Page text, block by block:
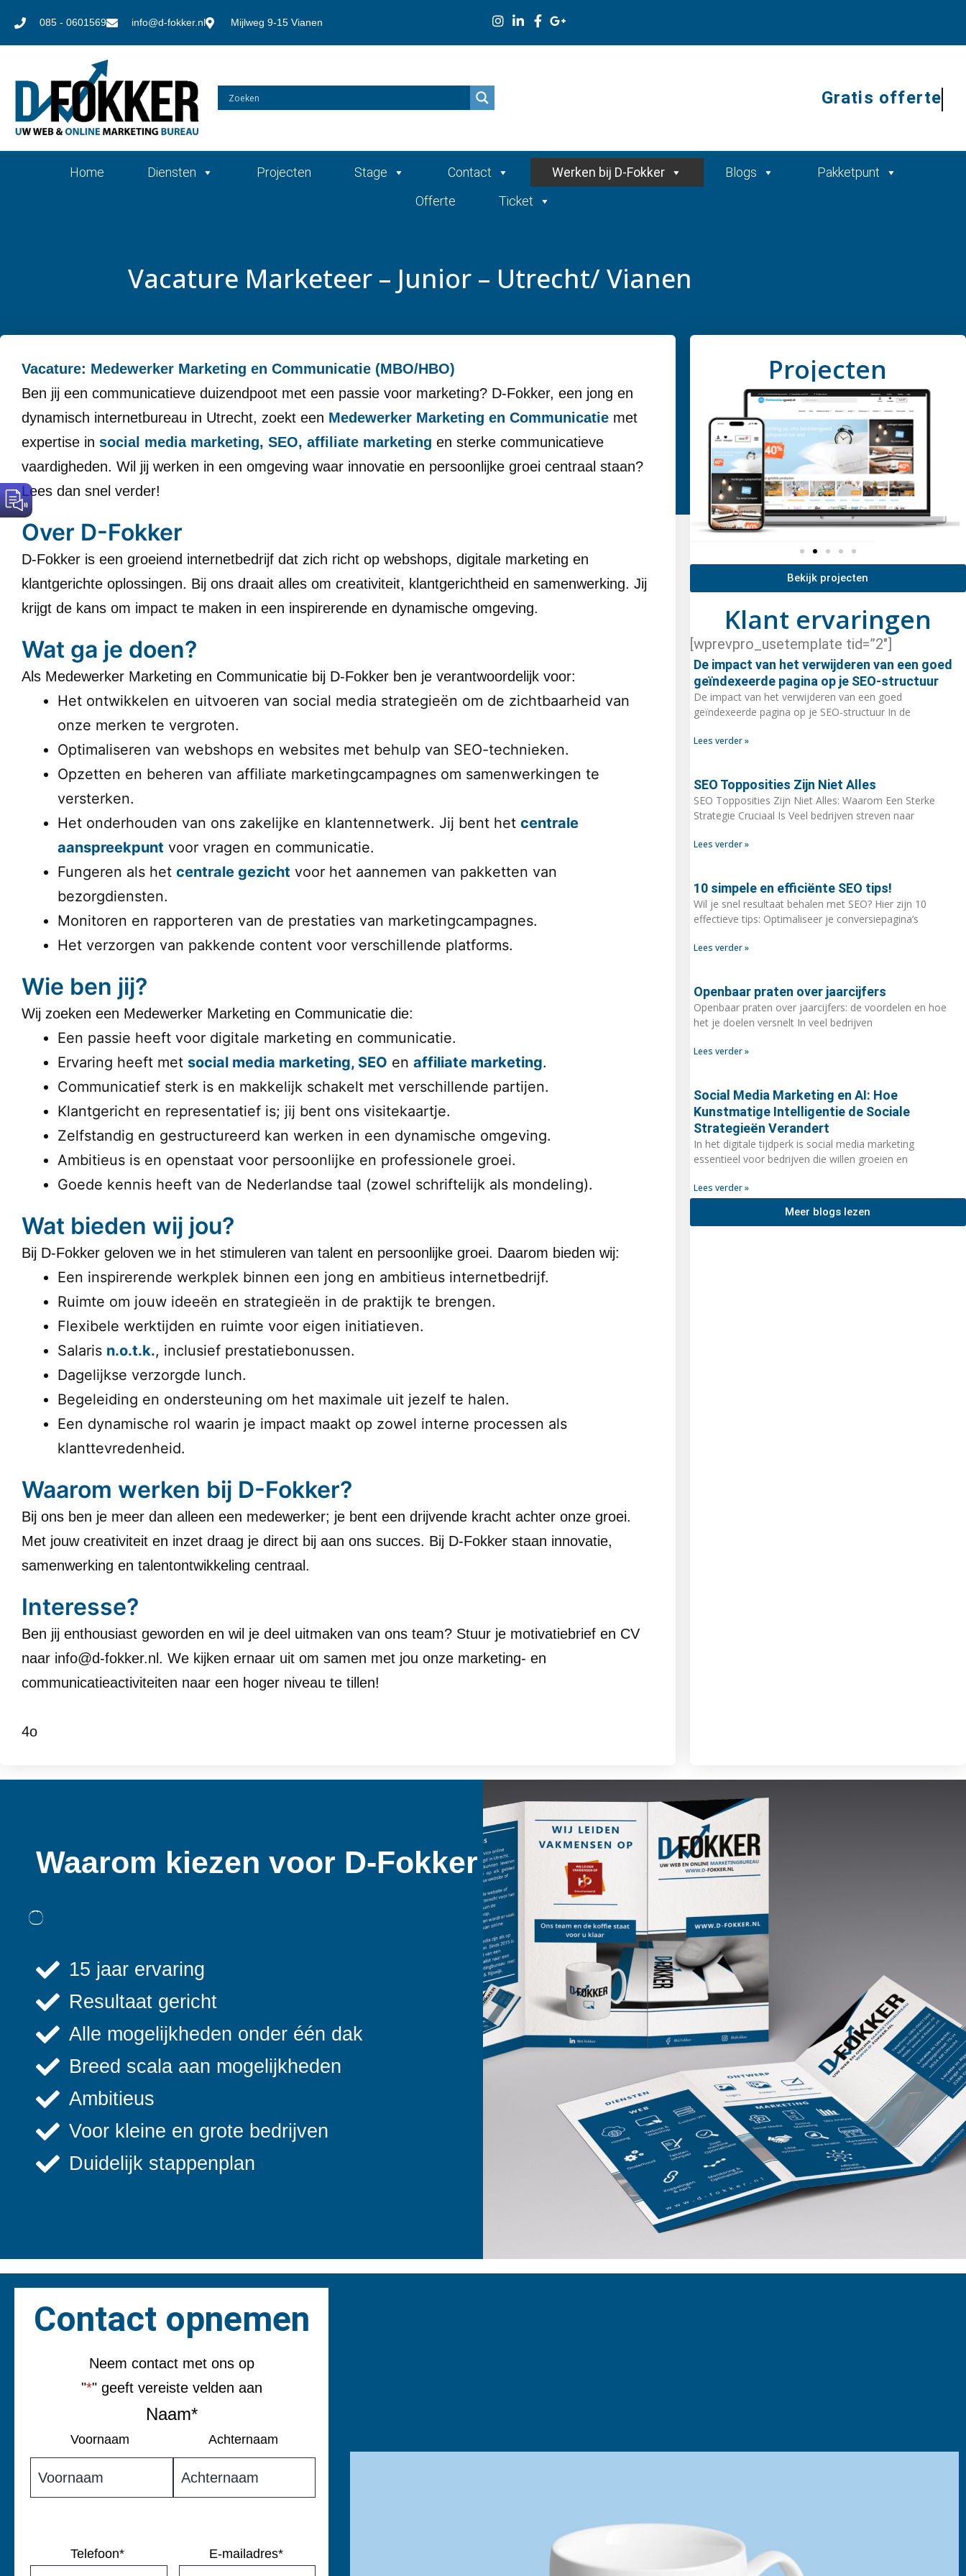
085 - 0601569 info@d-fokker.nl Mijlweg 9-15 Vianen
Gratis offerte
Home Diensten Projecten Stage Contact Werken bij D-Fokker Blogs
Pakketpunt
Offerte
Ticket
Vacature Marketeer – Junior – Utrecht/ Vianen
Vacature: Medewerker Marketing en Communicatie (MBO/HBO)
Ben jij een communicatieve duizendpoot met een passie voor marketing? D-Fokker, een jong en
dynamisch internetbureau in Utrecht, zoekt een Medewerker Marketing en Communicatie met
expertise in social media marketing, SEO, affiliate marketing en sterke communicatieve
vaardigheden. Wil jij werken in een omgeving waar innovatie en persoonlijke groei centraal staan?
Lees dan snel verder!
Over D-Fokker
D-Fokker is een groeiend internetbedrijf dat zich richt op webshops, digitale marketing en
klantgerichte oplossingen. Bij ons draait alles om creativiteit, klantgerichtheid en samenwerking. Jij
krijgt de kans om impact te maken in een inspirerende en dynamische omgeving.
Wat ga je doen?
Als Medewerker Marketing en Communicatie bij D-Fokker ben je verantwoordelijk voor:
Het ontwikkelen en uitvoeren van social media strategieën om de zichtbaarheid van
onze merken te vergroten.
Optimaliseren van webshops en websites met behulp van SEO-technieken.
Opzetten en beheren van affiliate marketingcampagnes om samenwerkingen te
versterken.
Het onderhouden van ons zakelijke en klantennetwerk. Jij bent het centrale
aanspreekpunt voor vragen en communicatie.
Fungeren als het centrale gezicht voor het aannemen van pakketten van
bezorgdiensten.
Monitoren en rapporteren van de prestaties van marketingcampagnes.
Het verzorgen van pakkende content voor verschillende platforms.
Wie ben jij?
Wij zoeken een Medewerker Marketing en Communicatie die:
Een passie heeft voor digitale marketing en communicatie.
Ervaring heeft met social media marketing, SEO en affiliate marketing.
Communicatief sterk is en makkelijk schakelt met verschillende partijen.
Klantgericht en representatief is; jij bent ons visitekaartje.
Zelfstandig en gestructureerd kan werken in een dynamische omgeving.
Ambitieus is en openstaat voor persoonlijke en professionele groei.
Goede kennis heeft van de Nederlandse taal (zowel schriftelijk als mondeling).
Wat bieden wij jou?
Bij D-Fokker geloven we in het stimuleren van talent en persoonlijke groei. Daarom bieden wij:
Een inspirerende werkplek binnen een jong en ambitieus internetbedrijf.
Ruimte om jouw ideeën en strategieën in de praktijk te brengen.
Flexibele werktijden en ruimte voor eigen initiatieven.
Salaris n.o.t.k., inclusief prestatiebonussen.
Dagelijkse verzorgde lunch.
Begeleiding en ondersteuning om het maximale uit jezelf te halen.
Een dynamische rol waarin je impact maakt op zowel interne processen als
klanttevredenheid.
Waarom werken bij D-Fokker?
Bij ons ben je meer dan alleen een medewerker; je bent een drijvende kracht achter onze groei.
Met jouw creativiteit en inzet draag je direct bij aan ons succes. Bij D-Fokker staan innovatie,
samenwerking en talentontwikkeling centraal.
Interesse?
Ben jij enthousiast geworden en wil je deel uitmaken van ons team? Stuur je motivatiebrief en CV
naar info@d-fokker.nl . We kijken ernaar uit om samen met jou onze marketing- en
communicatieactiviteiten naar een hoger niveau te tillen!
4o
Projecten
Bekijk projecten
Klant ervaringen
[wprevpro_usetemplate tid=”2″]
De impact van het verwijderen van een goed
geïndexeerde pagina op je SEO-structuur
De impact van het verwijderen van een goed
geïndexeerde pagina op je SEO-structuur In de
Lees verder »
SEO Topposities Zijn Niet Alles
SEO Topposities Zijn Niet Alles: Waarom Een Sterke
Strategie Cruciaal Is Veel bedrijven streven naar
Lees verder »
10 simpele en efficiënte SEO tips!
Wil je snel resultaat behalen met SEO? Hier zijn 10
effectieve tips: Optimaliseer je conversiepagina’s
Lees verder »
Openbaar praten over jaarcijfers
Openbaar praten over jaarcijfers: de voordelen en hoe
het je doelen versnelt In veel bedrijven
Lees verder »
Social Media Marketing en AI: Hoe
Kunstmatige Intelligentie de Sociale
Strategieën Verandert
In het digitale tijdperk is social media marketing
essentieel voor bedrijven die willen groeien en
Lees verder »
Meer blogs lezen
Waarom kiezen voor D-Fokker
15 jaar ervaring
Resultaat gericht
Alle mogelijkheden onder één dak
Breed scala aan mogelijkheden
Ambitieus
Voor kleine en grote bedrijven
Duidelijk stappenplan
Contact opnemen
Neem contact met ons op
"*" geeft vereiste velden aan
Naam*
Voornaam Achternaam
Telefoon* E-mailadres*